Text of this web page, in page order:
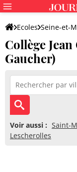
Ecoles Seine-et-
Collège Jean Campin
Collège
Gaucher)
Voir aussi : Saint-
Lescherolles